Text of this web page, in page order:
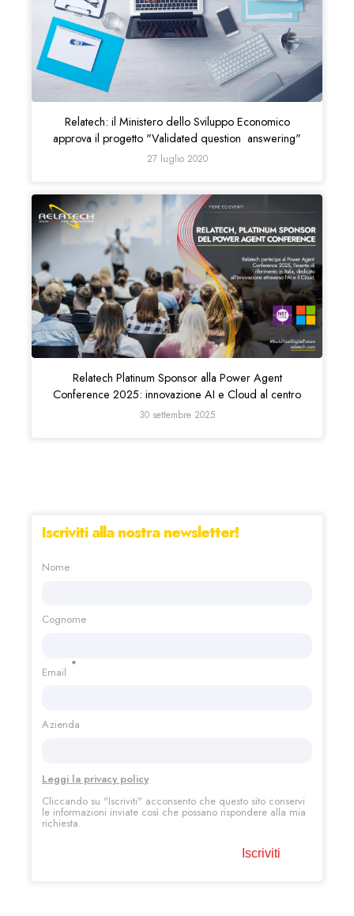
Relatech: il Ministero dello Sviluppo Economico
approva il progetto "Validated question answering"
27 luglio 2020
Relatech Platinum Sponsor alla Power Agent
Conference 2025: innovazione AI e Cloud al centro
30 settembre 2025
Iscriviti alla nostra newsletter!
Nome
Cognome
Email
*
Azienda
Leggi la privacy policy
Cliccando su "Iscriviti" acconsento che questo sito conservi
le informazioni inviate così che possano rispondere alla mia
richiesta.